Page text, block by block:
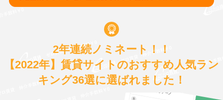
2年連続ノミネート！！
【2022年】賃貸サイトのおすすめ人気ラン
キング36選に選ばれました！